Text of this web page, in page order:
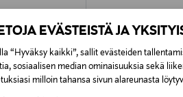
EVÄSTEISTÄ JA
“Hyväksy kaikki”, sallit evästeiden
sosiaalisen median ominaisuuksia sekä
milloin tahansa sivun alareunasta